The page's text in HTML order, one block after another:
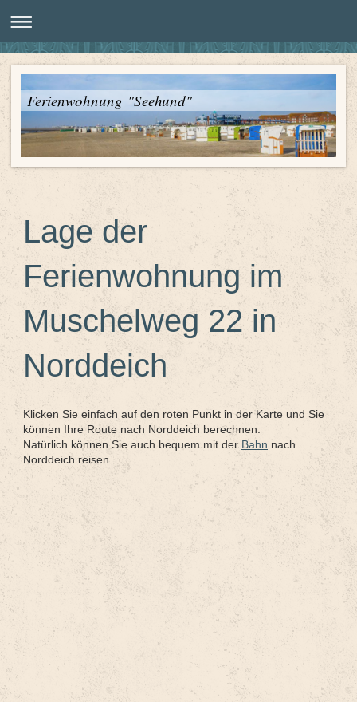
Ferienwohnung "Seehund"
Lage der
Ferienwohnung im
Muschelweg 22 in
Norddeich
Klicken Sie einfach auf den roten Punkt in der Karte und Sie
können Ihre Route nach Norddeich berechnen.
Natürlich können Sie auch bequem mit der Bahn nach
Norddeich reisen.